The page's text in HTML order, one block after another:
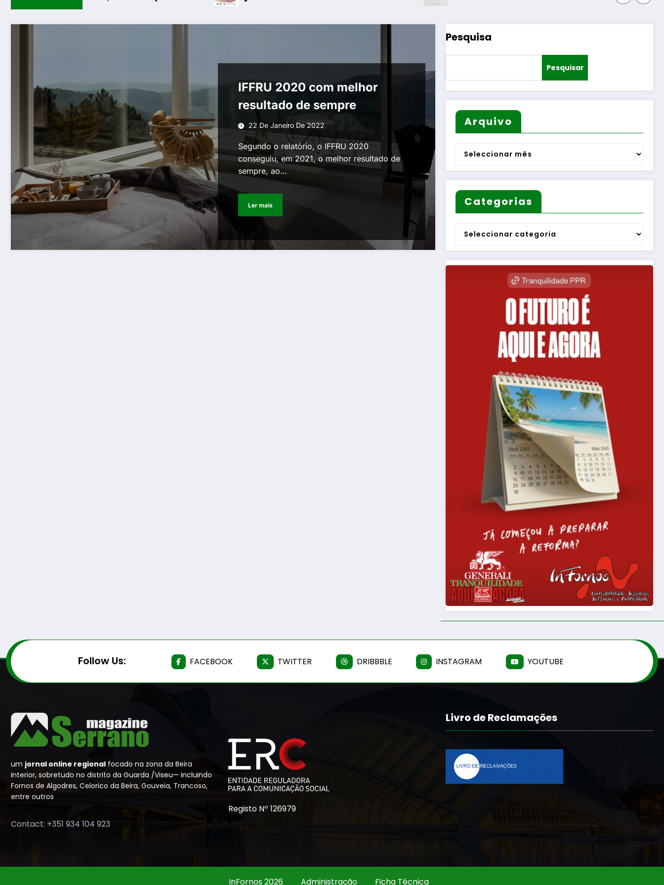
IFFRU 2020 com melhor
resultado de sempre
22 De Janeiro De 2022
Segundo o relatório, o IFFRU 2020
conseguiu, em 2021, o melhor resultado de
sempre, ao…
Ler mais
Pesquisa
Pesquisar
Arquivo
Arquivo
Categorias
Categorias
Follow Us: FACEBOOK TWITTER DRIBBBLE INSTAGRAM YOUTUBE
um jornal online regional focado na zona da Beira
Interior, sobretudo no distrito da Guarda /Viseu— incluindo
Fornos de Algodres, Celorico da Beira, Gouveia, Trancoso,
entre outros
Contact: +351 934 104 923
Registo Nº 126979
Livro de Reclamações
InFornos 2026 Administração Ficha Técnica